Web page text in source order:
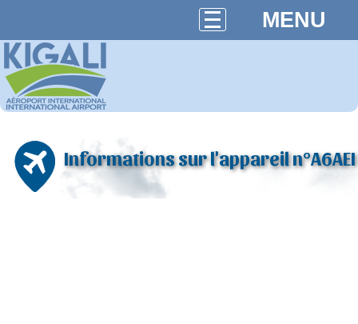
MENU
Informations sur l'appareil n°A6AEI